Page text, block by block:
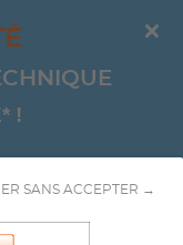
SANS ACCEPTER →
!